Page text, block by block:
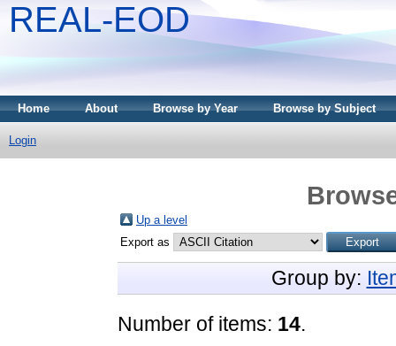
REAL-EOD
Home About Browse by Year Browse by Subject
Login
Up a level
Export as
Group by:
Number of items: 14.